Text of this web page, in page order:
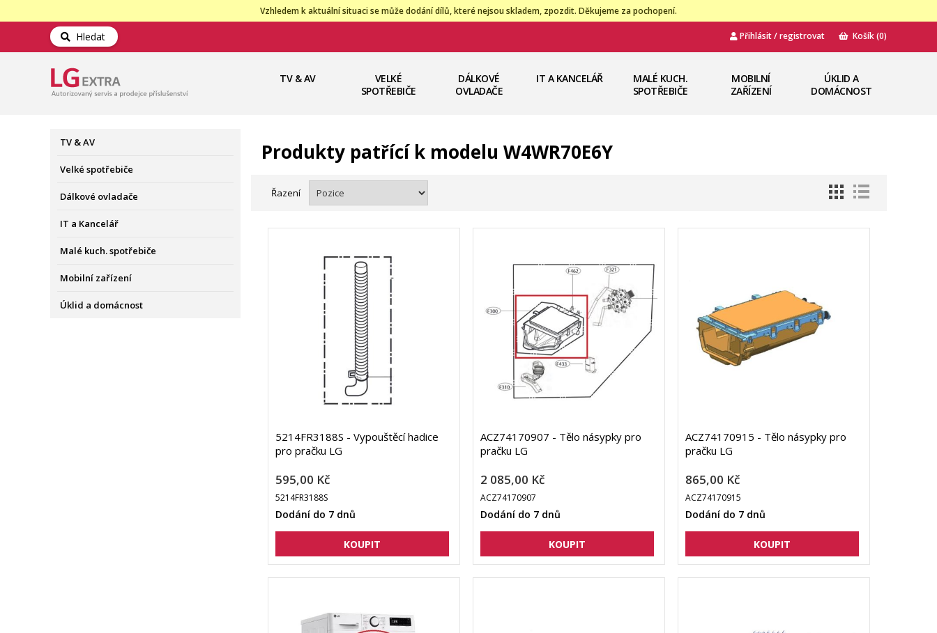
Vzhledem k aktuální situaci se může dodání dílů, které nejsou skladem, zpozdit. Děkujeme za pochopení.
Hledat Přihlásit / registrovat Košík(0)
TV & AV
VELKÉ
SPOTŘEBIČE
DÁLKOVÉ
OVLADAČE
IT A KANCELÁŘ
MALÉ KUCH.
SPOTŘEBIČE
MOBILNÍ
ZAŘÍZENÍ
ÚKLID A
DOMÁCNOST
TV & AV
Velké spotřebiče
Dálkové ovladače
IT a Kancelář
Malé kuch. spotřebiče
Mobilní zařízení
Úklid a domácnost
Produkty patřící k modelu W4WR70E6Y
Řazení
5214FR3188S - Vypouštěcí hadice
pro pračku LG
595,00 Kč
5214FR3188S
Dodání do 7 dnů
ACZ74170907 - Tělo násypky pro
pračku LG
2 085,00 Kč
ACZ74170907
Dodání do 7 dnů
ACZ74170915 - Tělo násypky pro
pračku LG
865,00 Kč
ACZ74170915
Dodání do 7 dnů